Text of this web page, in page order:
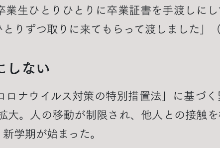
生ひとりひとりに卒業証書を手渡しに
りずつ取りに来てもらって渡しました」（
しない
ロナウイルス対策の特別措置法」に基づ
大。人の移動が制限され、他人との接触
学期が始まった。